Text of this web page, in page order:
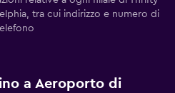
tra cui indirizzo e numero di
a Aeroporto di